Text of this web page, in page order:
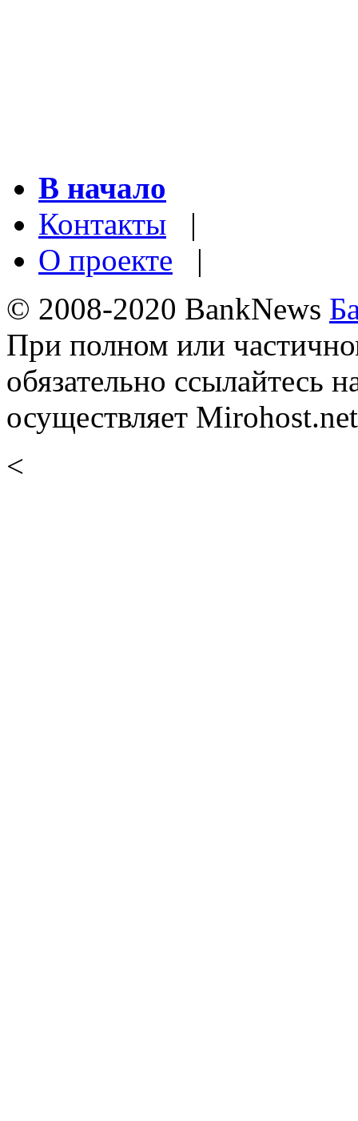
В начало
Контакты |
О проекте |
© 2008-2020 BankNews
При полном или
обязательно ссылайтесь
осуществляет
<